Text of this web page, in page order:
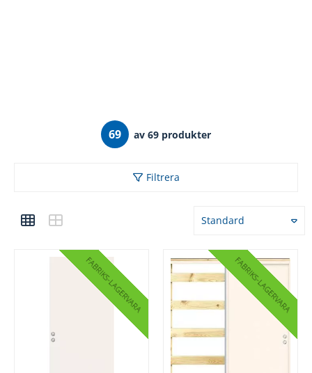
69 av 69 produkter
Filtrera
Standard
FABRIKS
LAGERVARA
FABRIKS
LAGERVARA